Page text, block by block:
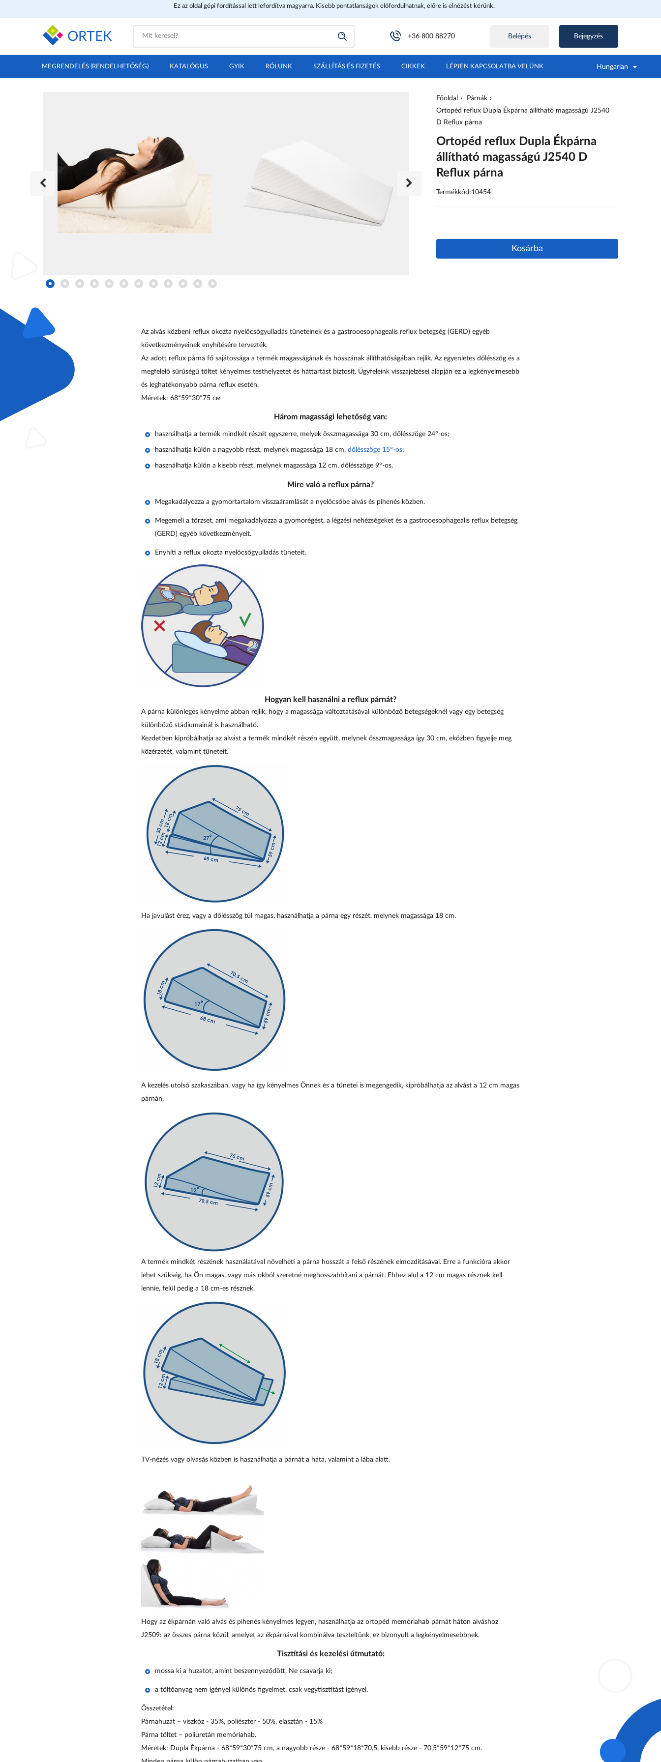
Ez az oldal gépi fordítással lett lefordítva magyarra. Kisebb pontatlanságok előfordulhatnak, előre is elnézést kérünk.
ORTEK +36 800 88270 Belépés Bejegyzés
MEGRENDELÉS (RENDELHETŐSÉG) KATALÓGUS GYIK RÓLUNK SZÁLLÍTÁS ÉS FIZETÉS CIKKEK LÉPJEN KAPCSOLATBA VELÜNK Hungarian
Főoldal
Párnák
Ortopéd reflux Dupla Ékpárna állítható magasságú J2540
D Reflux párna
Ortopéd reflux Dupla Ékpárna
állítható magasságú J2540 D
Reflux párna
Termékkód:10454
Kosárba
Az alvás közbeni reflux okozta nyelőcsőgyulladás tüneteinek és a gastrooesophagealis reflux betegség (GERD) egyéb
következményeinek enyhítésére tervezték.
Az adott reflux párna fő sajátossága a termék magasságának és hosszának állíthatóságában rejlik. Az egyenletes dőlésszög és a
megfelelő sűrűségű töltet kényelmes testhelyzetet és háttartást biztosít. Ügyfeleink visszajelzései alapján ez a legkényelmesebb
és leghatékonyabb párna reflux esetén.
Méretek: 68*59*30*75 см
Három magassági lehetőség van:
használhatja a termék mindkét részét egyszerre, melyek összmagassága 30 cm, dőlésszöge 24°-os;
használhatja külön a nagyobb részt, melynek magassága 18 cm, dőlésszöge 15°-os;
használhatja külön a kisebb részt, melynek magassága 12 cm, dőlésszöge 9°-os.
Mire való a reflux párna?
Megakadályozza a gyomortartalom visszaáramlását a nyelőcsőbe alvás és pihenés közben.
Megemeli a törzset, ami megakadályozza a gyomorégést, a légzési nehézségeket és a gastrooesophagealis reflux betegség
(GERD) egyéb következményeit.
Enyhíti a reflux okozta nyelőcsőgyulladás tüneteit.
Hogyan kell használni a reflux párnát?
A párna különleges kényelme abban rejlik, hogy a magassága változtatásával különböző betegségeknél vagy egy betegség
különböző stádiumainál is használható.
Kezdetben kipróbálhatja az alvást a termék mindkét részén együtt, melynek összmagassága így 30 cm, eközben figyelje meg
közérzetét, valamint tüneteit.
Ha javulást érez, vagy a dőlésszög túl magas, használhatja a párna egy részét, melynek magassága 18 cm.
A kezelés utolsó szakaszában, vagy ha így kényelmes Önnek és a tünetei is megengedik, kipróbálhatja az alvást a 12 cm magas
párnán.
A termék mindkét részének használatával növelheti a párna hosszát a felső részének elmozdításával. Erre a funkcióra akkor
lehet szükség, ha Ön magas, vagy más okból szeretné meghosszabbítani a párnát. Ehhez alul a 12 cm magas résznek kell
lennie, felül pedig a 18 cm-es résznek.
TV-nézés vagy olvasás közben is használhatja a párnát a háta, valamint a lába alatt.
Hogy az ékpárnán való alvás és pihenés kényelmes legyen, használhatja az ortopéd memóriahab párnát háton alváshoz
J2509: az összes párna közül, amelyet az ékpárnával kombinálva teszteltünk, ez bizonyult a legkényelmesebbnek.
Tisztítási és kezelési útmutató:
mossa ki a huzatot, amint beszennyeződött. Ne csavarja ki;
a töltőanyag nem igényel különös figyelmet, csak vegytisztítást igényel.
Összetétel:
Párnahuzat – viszkóz - 35%, poliészter - 50%, elasztán - 15%
Párna töltet – poliuretán memóriahab.
Méretek: Dupla Ékpárna - 68*59*30*75 cm, a nagyobb része - 68*59*18*70,5, kisebb része - 70,5*59*12*75 cm.